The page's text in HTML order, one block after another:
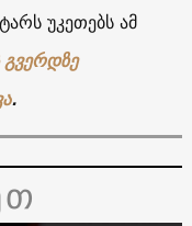
უკეთებს ამ
.